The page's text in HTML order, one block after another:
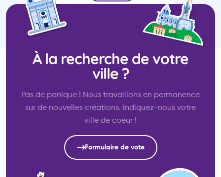
À la recherche de votre
ville ?
Pas de panique ! Nous travaillons en permanence
sur de nouvelles créations. Indiquez-nous votre
ville de coeur !
Formulaire de vote